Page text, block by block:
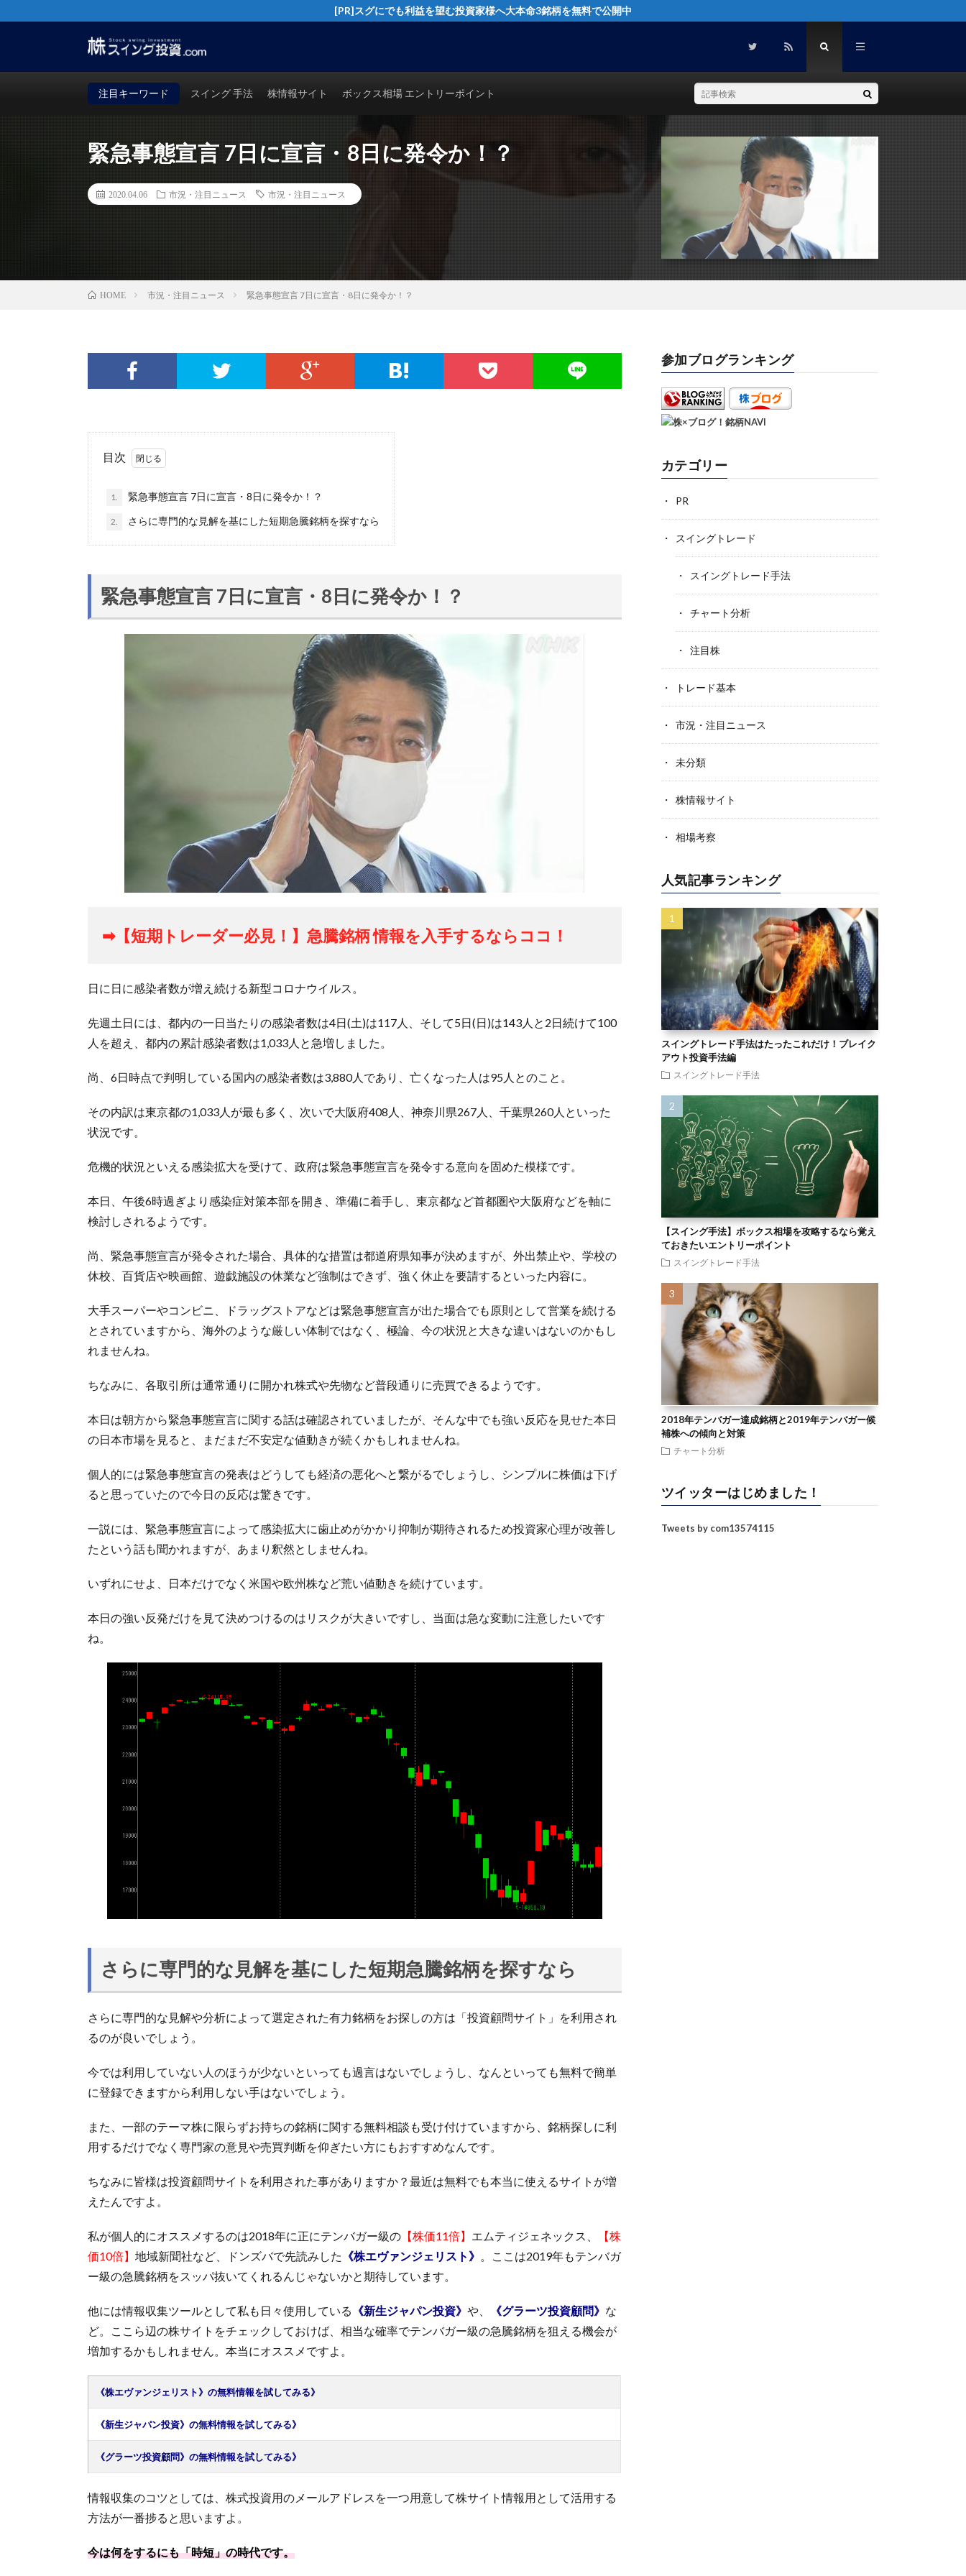
[PR]スグにでも利益を望む投資家様へ大本命3銘柄を無料で公開中
買い時・売り時も徹底検証！
注目キーワード スイング 手法 株情報サイト ボックス相場 エントリーポイント
緊急事態宣言 7日に宣言・8日に発令か！？
2020.04.06 市況・注目ニュース 市況・注目ニュース
HOME 市況・注目ニュース 緊急事態宣言 7日に宣言・8日に発令か！？
目次
1. 緊急事態宣言 7日に宣言・8日に発令か！？
2. さらに専門的な見解を基にした短期急騰銘柄を探すなら
緊急事態宣言 7日に宣言・8日に発令か！？
➡【短期トレーダー必見！】急騰銘柄 情報を入手するならココ！
日に日に感染者数が増え続ける新型コロナウイルス。
先週土日には、都内の一日当たりの感染者数は4日(土)は117人、そして5日(日)は143人と2日続けて100
人を超え、都内の累計感染者数は1,033人と急増しました。
尚、6日時点で判明している国内の感染者数は3,880人であり、亡くなった人は95人とのこと。
その内訳は東京都の1,033人が最も多く、次いで大阪府408人、神奈川県267人、千葉県260人といった
状況です。
危機的状況といえる感染拡大を受けて、政府は緊急事態宣言を発令する意向を固めた模様です。
本日、午後6時過ぎより感染症対策本部を開き、準備に着手し、東京都など首都圏や大阪府などを軸に
検討しされるようです。
尚、緊急事態宣言が発令された場合、具体的な措置は都道府県知事が決めますが、外出禁止や、学校の
休校、百貨店や映画館、遊戯施設の休業など強制はできず、強く休止を要請するといった内容に。
大手スーパーやコンビニ、ドラッグストアなどは緊急事態宣言が出た場合でも原則として営業を続ける
とされていますから、海外のような厳しい体制ではなく、極論、今の状況と大きな違いはないのかもし
れませんね。
ちなみに、各取引所は通常通りに開かれ株式や先物など普段通りに売買できるようです。
本日は朝方から緊急事態宣言に関する話は確認されていましたが、そんな中でも強い反応を見せた本日
の日本市場を見ると、まだまだ不安定な値動きが続くかもしれませんね。
個人的には緊急事態宣言の発表はどうしても経済の悪化へと繋がるでしょうし、シンプルに株価は下げ
ると思っていたので今日の反応は驚きです。
一説には、緊急事態宣言によって感染拡大に歯止めがかかり抑制が期待されるため投資家心理が改善し
たという話も聞かれますが、あまり釈然としませんね。
いずれにせよ、日本だけでなく米国や欧州株など荒い値動きを続けています。
本日の強い反発だけを見て決めつけるのはリスクが大きいですし、当面は急な変動に注意したいです
ね。
さらに専門的な見解を基にした短期急騰銘柄を探すなら
さらに専門的な見解や分析によって選定された有力銘柄をお探しの方は「投資顧問サイト」を利用され
るのが良いでしょう。
今では利用していない人のほうが少ないといっても過言はないでしょうし、なんといっても無料で簡単
に登録できますから利用しない手はないでしょう。
また、一部のテーマ株に限らずお持ちの銘柄に関する無料相談も受け付けていますから、銘柄探しに利
用するだけでなく専門家の意見や売買判断を仰ぎたい方にもおすすめなんです。
ちなみに皆様は投資顧問サイトを利用された事がありますか？最近は無料でも本当に使えるサイトが増
えたんですよ。
私が個人的にオススメするのは2018年に正にテンバガー級の 【株価11倍】 エムティジェネックス、
【株
価10倍】 地域新聞社など、ドンズバで先読みした 《株エヴァンジェリスト》
。ここは2019年もテンバガ
ー級の急騰銘柄をスッパ抜いてくれるんじゃないかと期待しています。
他には情報収集ツールとして私も日々使用している 《新生ジャパン投資》 や、 《グラーツ投資顧問》 な
ど。ここら辺の株サイトをチェックしておけば、相当な確率でテンバガー級の急騰銘柄を狙える機会が
増加するかもしれません。本当にオススメですよ。
《株エヴァンジェリスト》の無料情報を試してみる》
《新生ジャパン投資》の無料情報を試してみる》
《グラーツ投資顧問》の無料情報を試してみる》
情報収集のコツとしては、株式投資用のメールアドレスを一つ用意して株サイト情報用として活用する
方法が一番捗ると思いますよ。
今は何をするにも「時短」の時代です。
参加ブログランキング
カテゴリー
PR
スイングトレード
スイングトレード手法
チャート分析
注目株
トレード基本
市況・注目ニュース
未分類
株情報サイト
相場考察
人気記事ランキング
スイングトレード手法はたったこれだけ！ブレイク
アウト投資手法編
スイングトレード手法
【スイング手法】ボックス相場を攻略するなら覚え
ておきたいエントリーポイント
スイングトレード手法
2018年テンバガー達成銘柄と2019年テンバガー候
補株への傾向と対策
チャート分析
ツイッターはじめました！
Tweets by com13574115